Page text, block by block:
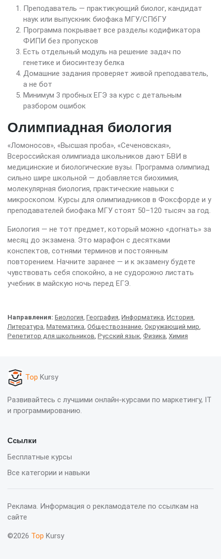
Преподаватель — практикующий биолог, кандидат
наук или выпускник биофака МГУ/СПбГУ
Программа покрывает все разделы кодификатора
ФИПИ без пропусков
Есть отдельный модуль на решение задач по
генетике и биосинтезу белка
Домашние задания проверяет живой преподаватель,
а не бот
Минимум 3 пробных ЕГЭ за курс с детальным
разбором ошибок
Олимпиадная биология
«Ломоносов», «Высшая проба», «Сеченовская»,
Всероссийская олимпиада школьников дают БВИ в
медицинские и биологические вузы. Программа олимпиад
сильно шире школьной — добавляется биохимия,
молекулярная биология, практические навыки с
микроскопом. Курсы для олимпиадников в Фоксфорде и у
преподавателей биофака МГУ стоят 50–120 тысяч за год.
Биология — не тот предмет, который можно «догнать» за
месяц до экзамена. Это марафон с десятками
конспектов, сотнями терминов и постоянным
повторением. Начните заранее — и к экзамену будете
чувствовать себя спокойно, а не судорожно листать
учебник в майскую ночь перед ЕГЭ.
Направления: Биология, География, Информатика, История,
Литература, Математика, Обществознание, Окружающий мир,
Репетитор для школьников, Русский язык, Физика, Химия
Top Kursy
Развивайтесь с лучшими онлайн-курсами по маркетингу, IT
и программированию.
Ссылки
Бесплатные курсы
Все категории и навыки
Реклама. Информация о рекламодателе по ссылкам на
сайте
©2026 Top Kursy